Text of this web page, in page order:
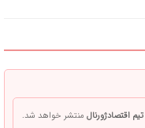
اقتصادژورنالمنتشر خواهد شد.